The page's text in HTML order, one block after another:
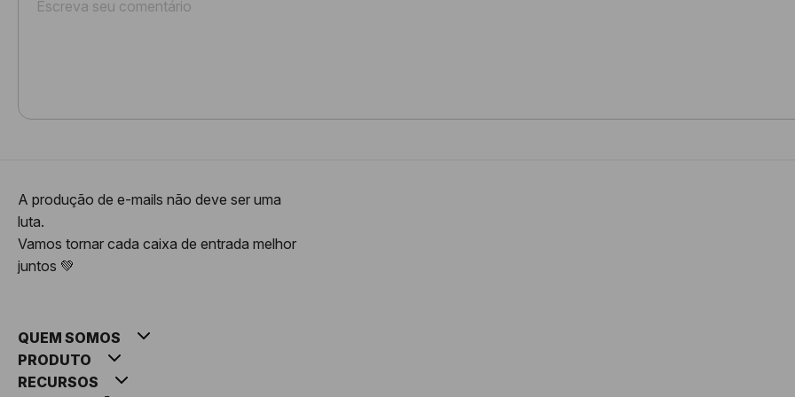
A produção de e-mails não deve ser uma
luta.
Vamos tornar cada caixa de entrada melhor
juntos 💚
QUEM SOMOS
PRODUTO
RECURSOS